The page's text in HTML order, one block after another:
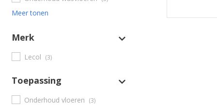
Meer tonen
Merk
Lecol (3)
Toepassing
Onderhoud vloeren (3)